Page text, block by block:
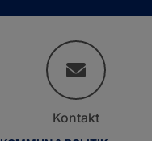
Kontakt